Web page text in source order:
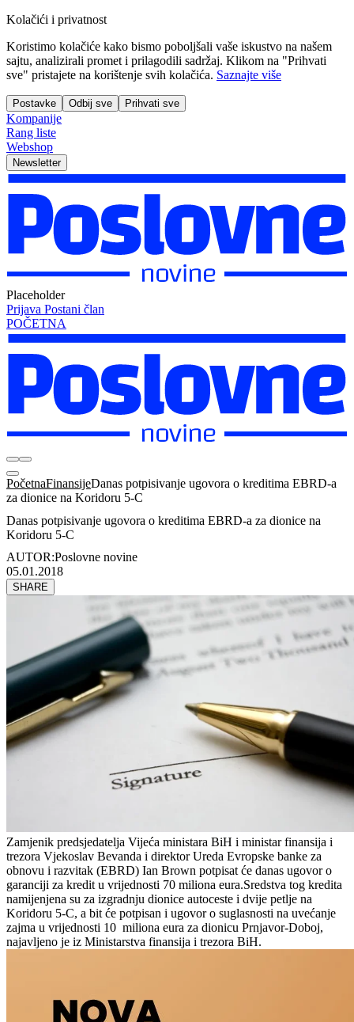
Kolačići i privatnost
Koristimo kolačiće kako bismo poboljšali vaše iskustvo na našem
sajtu, analizirali promet i prilagodili sadržaj. Klikom na "Prihvati
sve" pristajete na korištenje svih kolačića. Saznajte više
Postavke Odbij sve Prihvati sve
Kompanije
Rang liste
Webshop
Newsletter
Placeholder
Prijava Postani član
POČETNA
PočetnaFinansijeDanas potpisivanje ugovora o kreditima EBRD-a
za dionice na Koridoru 5-C
Danas potpisivanje ugovora o kreditima EBRD-a za dionice na
Koridoru 5-C
AUTOR:Poslovne novine
05.01.2018
SHARE
Zamjenik predsjedatelja Vijeća ministara BiH i ministar finansija i
trezora Vjekoslav Bevanda i direktor Ureda Evropske banke za
obnovu i razvitak (EBRD) Ian Brown potpisat će danas ugovor o
garanciji za kredit u vrijednosti 70 miliona eura.Sredstva tog kredita
namijenjena su za izgradnju dionice autoceste i dvije petlje na
Koridoru 5-C, a bit će potpisan i ugovor o suglasnosti na uvećanje
zajma u vrijednosti 10 miliona eura za dionicu Prnjavor-Doboj,
najavljeno je iz Ministarstva finansija i trezora BiH.